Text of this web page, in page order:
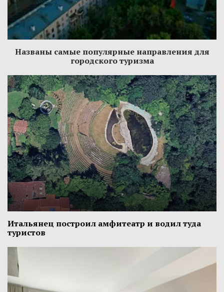
Названы самые популярные направления для
городского туризма
Итальянец построил амфитеатр и водил туда
туристов